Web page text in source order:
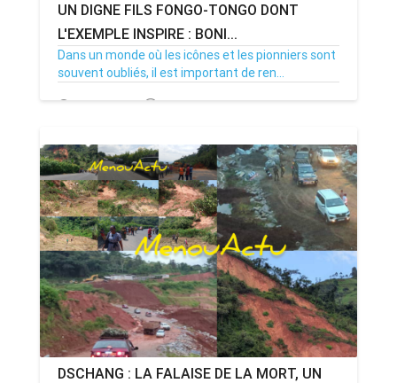
CAMEROUN
PLUS
UN DIGNE FILS FONGO-TONGO DONT
L'EXEMPLE INSPIRE : BONI...
Dans un monde où les icônes et les pionniers sont
souvent oubliés, il est important de ren...
26/11/25 Par MenouActu 0
DSCHANG : LA FALAISE DE LA MORT, UN